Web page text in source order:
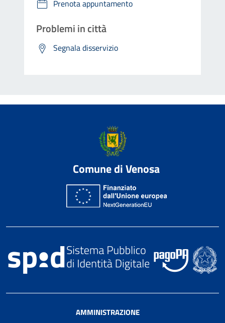
Prenota appuntamento
Problemi in città
Segnala disservizio
Comune di Venosa
AMMINISTRAZIONE